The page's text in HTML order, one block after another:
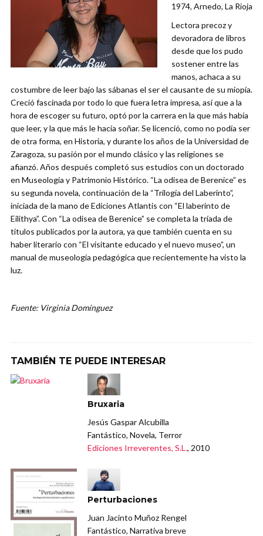
1974, Arnedo, La Rioja
Lectora precoz y
devoradora de libros
desde que los pudo
sostener entre las
manos, achaca a su
costumbre de leer bajo las sábanas el ser el causante de su miopía.
Creció fascinada por todo lo que fuera letra impresa, así que a la
hora de escoger su futuro, optó por la carrera en la que más había
que leer, y la que más le hacía soñar. Se licenció, como no podía ser
de otra forma, en Historia, y durante los años de la Universidad de
Zaragoza, su pasión por el mundo clásico y las religiones se
afianzó. Años después completó sus estudios con un doctorado
en Museología y Patrimonio Histórico. “La odisea de Berenice” es
su segunda novela, continuación de la “Trilogía del Laberinto”,
iniciada de la mano de Ediciones Atlantis con “El laberinto de
Eilithya”. Con “La odisea de Berenice” se completa la tríada de
titulos publicados por la autora, ya que también cuenta en su
haber literario con “El visitante educado y el nuevo museo”, un
manual de museología pedagógica que recientemente ha visto la
luz.
Fuente: Virginia Domínguez
TAMBIÉN TE PUEDE INTERESAR
Bruxaria
Jesús Gaspar Alcubilla
Fantástico, Novela, Terror
Ediciones Irreverentes, S.L., 2010
Perturbaciones
Juan Jacinto Muñoz Rengel
Fantástico, Narrativa breve